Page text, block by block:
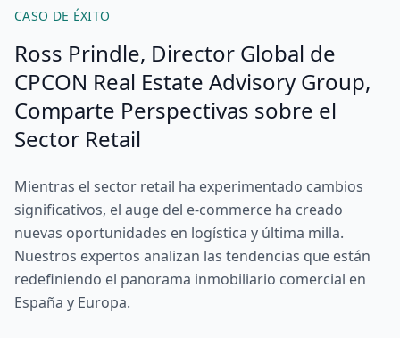
CASO DE ÉXITO
Ross Prindle, Director Global de
CPCON Real Estate Advisory Group,
Comparte Perspectivas sobre el
Sector Retail
Mientras el sector retail ha experimentado cambios
significativos, el auge del e-commerce ha creado
nuevas oportunidades en logística y última milla.
Nuestros expertos analizan las tendencias que están
redefiniendo el panorama inmobiliario comercial en
España y Europa.